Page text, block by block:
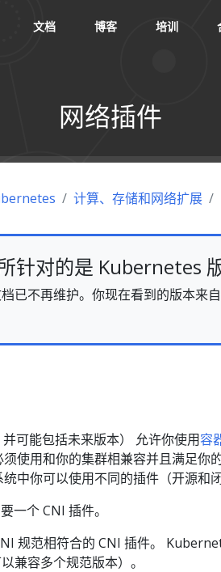
文档 博客 培训
网络插件
计算、存储和网络扩展
针对的是 Kubernetes
已不再维护。你现在看到的版本来
可能包括未来版本） 允许你使用容
须使用和你的集群相兼容并且满足你
中你可以使用不同的插件（开源和闭
一个 CNI 插件。
规范相符合的 CNI 插件。
兼容多个规范版本）。